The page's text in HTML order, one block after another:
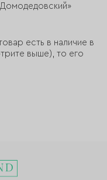
есть в наличие в
выше), то его